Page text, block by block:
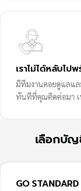
เราไม่ได้หลับไ
มีทีมงานคอยดูแลแ
ทันทีที่คุณติดต่อมา เ
เลือกบั
GO STANDARD